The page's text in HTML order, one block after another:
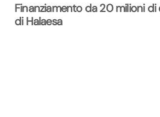
Finanziamento da 20 milioni
di Halaesa